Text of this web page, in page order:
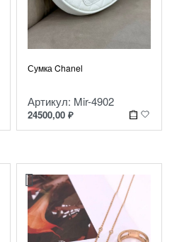
Сумка Chanel
Артикул: Mir-4902
24500,00 ₽